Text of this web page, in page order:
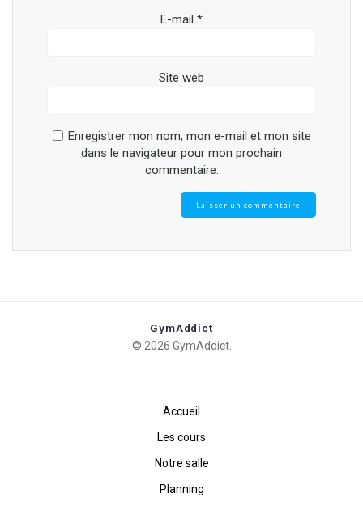
E-mail *
Site web
Enregistrer mon nom, mon e-mail et mon site
dans le navigateur pour mon prochain
commentaire.
GymAddict
© 2026 GymAddict.
Accueil
Les cours
Notre salle
Planning